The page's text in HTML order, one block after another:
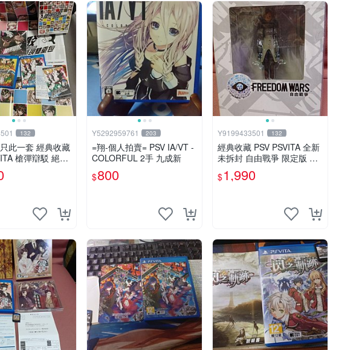
132
此一套 經典收藏
槍彈辯駁 絕望
中日文合版
Y5292959761 203
=翔-個人拍賣= PSV IA/VT -
COLORFUL 2手 九成新
$800
Y9199433501 132
經典收藏 PSV PSVITA 全新
未拆封 自由戰爭 限定版 中
文版
$1,990